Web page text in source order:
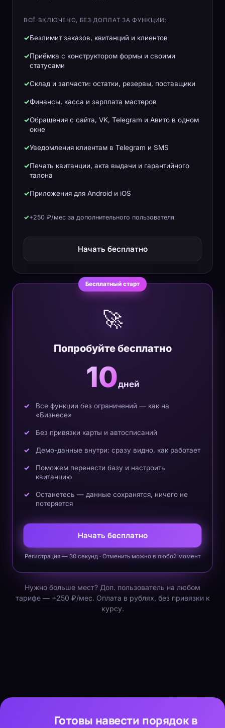
ВСЁ ВКЛЮЧЕНО, БЕЗ ДОПЛАТ ЗА ФУНКЦИИ:
Безлимит заказов, квитанций и клиентов
Приёмка с конструктором формы и своими
статусами
Склад и запчасти: остатки, резервы, поставщики
Финансы, касса и зарплата мастеров
Обращения с сайта, VK, Telegram и Авито в одном
окне
Уведомления клиентам в Telegram и SMS
Печать квитанции, акта выдачи и гарантийного
талона
Приложения для Android и iOS
+250 ₽/мес за дополнительного пользователя
Начать бесплатно
Бесплатный старт
🚀
Попробуйте бесплатно
10дней
Все функции без ограничений — как на
«Бизнесе»
Без привязки карты и автосписаний
Демо-данные внутри: сразу видно, как работает
Поможем перенести базу и настроить
квитанцию
Останетесь — данные сохранятся, ничего не
потеряется
Начать бесплатно
Регистрация — 30 секунд · Отменить можно в любой момент
Нужно больше мест? Доп. пользователь на любом
тарифе — +250 ₽/мес. Оплата в рублях, без привязки к
курсу.
Готовы навести порядок в